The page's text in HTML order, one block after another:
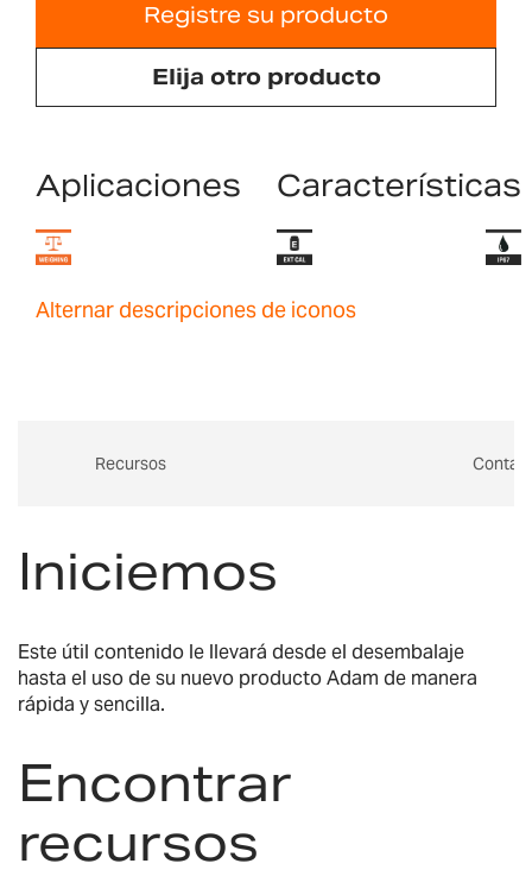
Registre su producto
Elija otro producto
Aplicaciones Características
Alternar descripciones de iconos
Recursos
Iniciemos
Este útil contenido le llevará desde el desembalaje
hasta el uso de su nuevo producto Adam de manera
rápida y sencilla.
Encontrar
recursos